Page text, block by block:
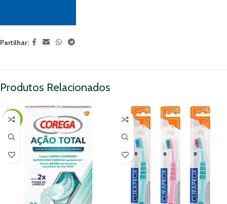
Partilhar:
Produtos Relacionados
-16%